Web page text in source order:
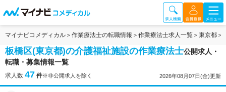
マイナビコメディカル 作業療法士の転職情報 作業療法士求人一覧 東京都
板橋区(東京都)の介護福祉施設の作業療法士公開求人・
転職・募集情報一覧
求人数 47 件※非公開求人を除く 2026年08月07日(金)更新